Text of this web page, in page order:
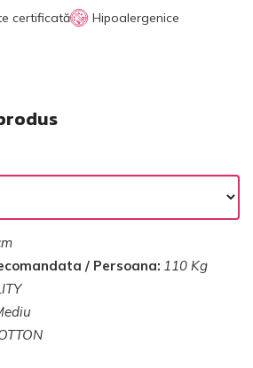
certificată
Hipoalergenice
/ Persoana: 110 Kg